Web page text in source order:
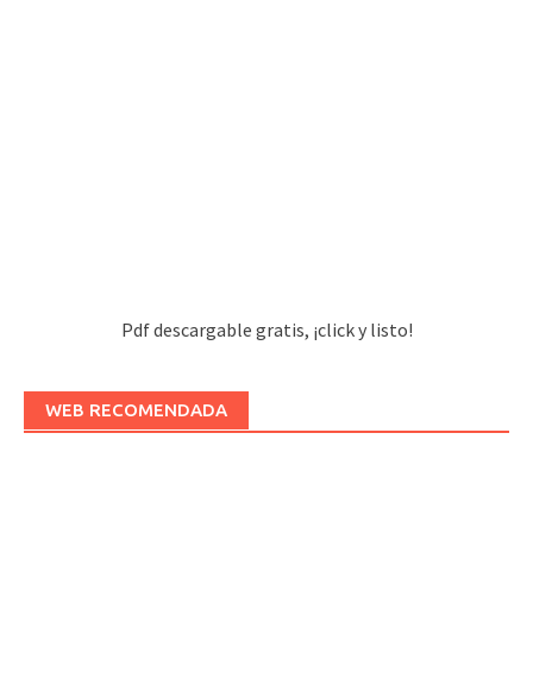
Pdf descargable gratis, ¡click y listo!
WEB RECOMENDADA